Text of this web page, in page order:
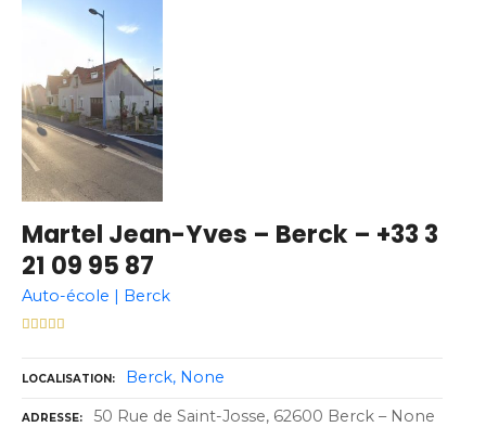
Martel Jean-Yves – Berck – +33 3
21 09 95 87
Auto-école | Berck
LOCALISATION Berck None
ADRESSE 50 Rue de Saint-Josse, 62600 Berck – None